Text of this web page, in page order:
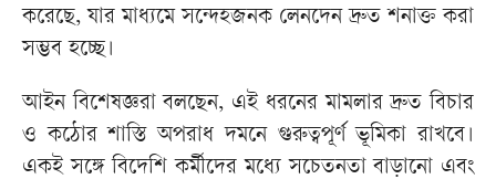
করেছে, যার মাধ্যমে সন্দেহজনক লেনদেন দ্রুত শনাক্ত করা
সম্ভব হচ্ছে।
আইন বিশেষজ্ঞরা বলছেন, এই ধরনের মামলার দ্রুত বিচার
ও কঠোর শাস্তি অপরাধ দমনে গুরুত্বপূর্ণ ভূমিকা রাখবে।
একই সঙ্গে বিদেশি কর্মীদের মধ্যে সচেতনতা বাড়ানো এবং